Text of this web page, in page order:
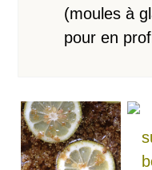
(moules à
pour en